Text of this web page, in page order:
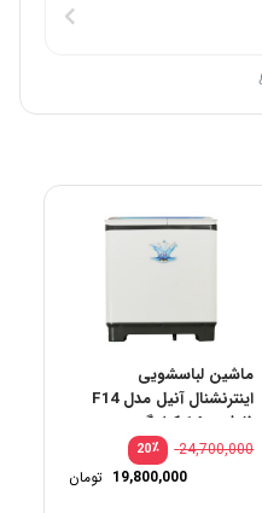
ماشین لباسشویی
اینترنشنال آنیل مدل F14
ظرفیت 14 کیلوگرم
٪20 24,700,000
قیمت
اصلی:
19,800,000 تومان
قیمت